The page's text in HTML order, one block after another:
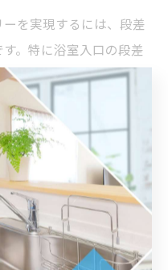
を実現するには、段差
。特に浴室入口の段差
を選ぶことで、移動時
。さらに、浴槽の高さ
を軽減する方法もあり
取り付ける、引き戸や
のスペースを確保する
ラン設計が重要です。
し、ストレスなく移動で